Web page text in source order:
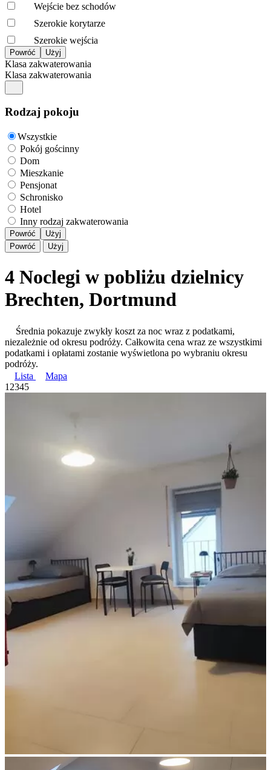
Wejście bez schodów
Szerokie korytarze
Szerokie wejścia
Klasa zakwaterowania
Klasa zakwaterowania
Rodzaj pokoju
Wszystkie
Pokój gościnny
Dom
Mieszkanie
Pensjonat
Schronisko
Hotel
Inny rodzaj zakwaterowania
Powróć
Użyj
Powróć
Użyj
4 Noclegi w pobliżu dzielnicy
Brechten, Dortmund
Średnia pokazuje zwykły koszt za noc wraz z podatkami,
niezależnie od okresu podróży. Całkowita cena wraz ze wszystkimi
podatkami i opłatami zostanie wyświetlona po wybraniu okresu
podróży.
Lista
Mapa
1 2345